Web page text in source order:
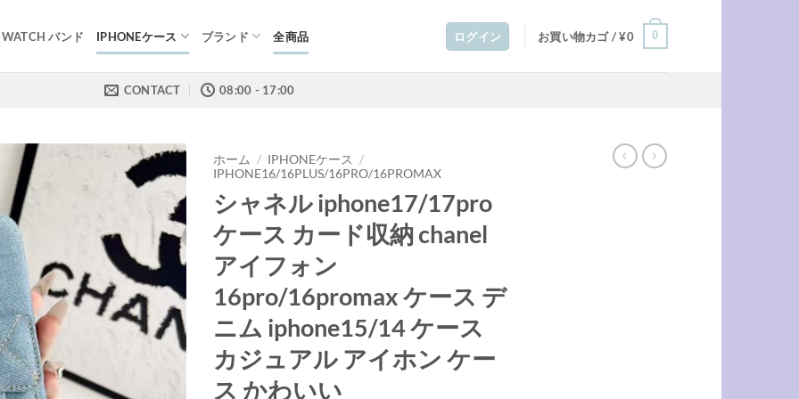
WATCH バンド IPHONEケース ブランド 全商品 ログイン お買い物カゴ /¥0 0
CONTACT 08:00 - 17:00
ホーム / IPHONEケース
/
IPHONE16/16PLUS/16PRO/16PROMAX
シャネル iphone17/17pro
ケース カード収納 chanel
アイフォン
16pro/16promax ケース デ
ニム iphone15/14 ケース
カジュアル アイホン ケー
ス かわいい